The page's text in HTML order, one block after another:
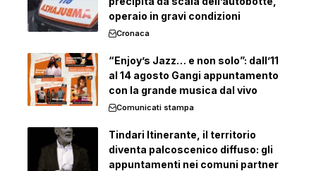
operaio in gravi condizioni
Cronaca
“Enjoy’s Jazz… e non solo”: dall’11
al 14 agosto Gangi appuntamento
con la grande musica dal vivo
Comunicati stampa
Tindari Itinerante, il territorio
diventa palcoscenico diffuso: gli
appuntamenti nei comuni partner